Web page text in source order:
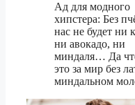
Ад для модного
хипстера: Без
нас не будет ни
ни авокадо, ни
миндаля… Да
это за мир без
миндальном